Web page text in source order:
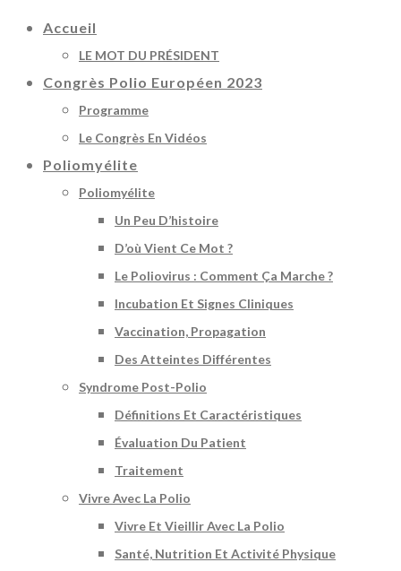
Accueil
LE MOT DU PRÉSIDENT
Congrès Polio Européen 2023
Programme
Le Congrès En Vidéos
Poliomyélite
Poliomyélite
Un Peu D’histoire
D’où Vient Ce Mot ?
Le Poliovirus : Comment Ça Marche ?
Incubation Et Signes Cliniques
Vaccination, Propagation
Des Atteintes Différentes
Syndrome Post-Polio
Définitions Et Caractéristiques
Évaluation Du Patient
Traitement
Vivre Avec La Polio
Vivre Et Vieillir Avec La Polio
Santé, Nutrition Et Activité Physique